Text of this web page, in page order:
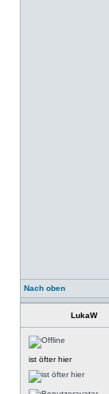
Nach oben
LukaW
ist öfter hier